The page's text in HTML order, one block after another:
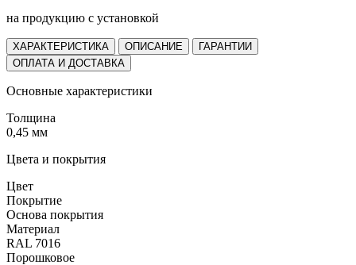
на продукцию с установкой
ХАРАКТЕРИСТИКА ОПИСАНИЕ
ГАРАНТИИ
ОПЛАТА И ДОСТАВКА
Основные характеристики
Толщина
0,45 мм
Цвета и покрытия
Цвет
Покрытие
Основа покрытия
Материал
RAL 7016
Порошковое